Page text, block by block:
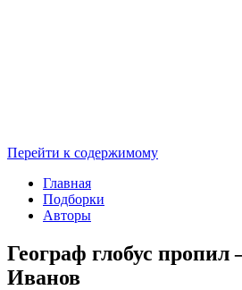
Перейти к содержимому
Главная
Подборки
Авторы
Географ глобус пропил
Иванов